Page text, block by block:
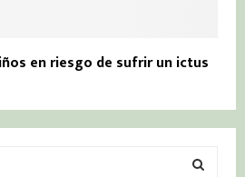
en riesgo de sufrir un ictus